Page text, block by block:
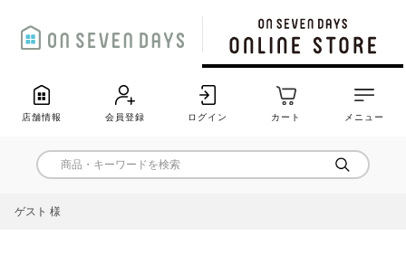
店舗情報 会員登録 ログイン カート メニュー
ゲスト 様